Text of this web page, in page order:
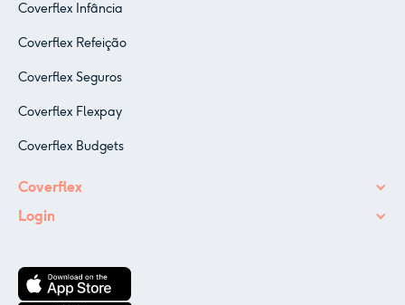
Coverflex Infância
Coverflex Refeição
Coverflex Seguros
Coverflex Flexpay
Coverflex Budgets
Coverflex
Login